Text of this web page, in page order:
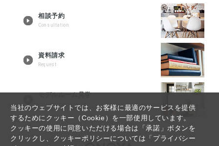
当社のウェブサイトでは、お客様に最適のサービスを提供
するためにクッキー（Cookie）を一部使用しています。
クッキーの使用に同意いただける場合は「承諾」ボタンを
クリックし、クッキーポリシーについては「プライバシー
相談予約
Consultation
資料請求
Request
モデルルーム見学
Tour reservation